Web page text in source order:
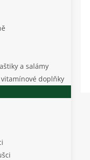
a salámy
doplňky